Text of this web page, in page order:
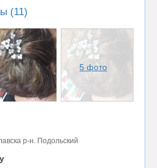
(11)
5 фото
р-н. Подольский